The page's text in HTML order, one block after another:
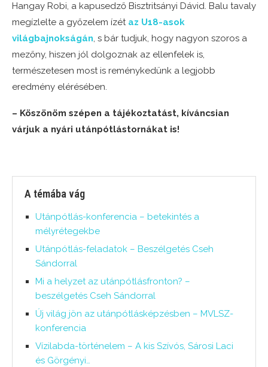
Hangay Robi, a kapusedző Bisztritsányi Dávid. Balu tavaly
megízlelte a győzelem ízét az U18-asok
világbajnokságán, s bár tudjuk, hogy nagyon szoros a
mezőny, hiszen jól dolgoznak az ellenfelek is,
természetesen most is reménykedünk a legjobb
eredmény elérésében.
– Köszönöm szépen a tájékoztatást, kíváncsian
várjuk a nyári utánpótlástornákat is!
A témába vág
Utánpótlás-konferencia – betekintés a
mélyrétegekbe
Utánpótlás-feladatok – Beszélgetés Cseh
Sándorral
Mi a helyzet az utánpótlásfronton? –
beszélgetés Cseh Sándorral
Új világ jön az utánpótlásképzésben – MVLSZ-
konferencia
Vízilabda-történelem – A kis Szívós, Sárosi Laci
és Görgényi…